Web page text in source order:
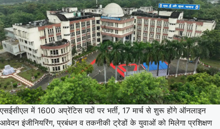
एसईसीएल में 1600 अप्रेंटिस पदों पर भर्ती, 17 मार्च से शुरू होंगे ऑनलाइन
आवेदन इंजीनियरिंग, प्रबंधन व तकनीकी ट्रेडों के युवाओं को मिलेगा प्रशिक्षण